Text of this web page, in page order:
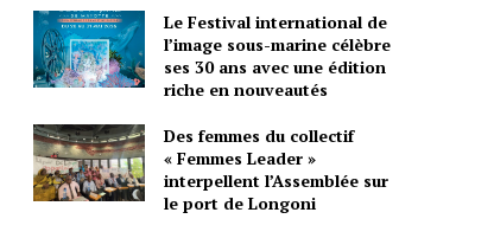
Le Festival international de
l’image sous-marine célèbre
ses 30 ans avec une édition
riche en nouveautés
Des femmes du collectif
« Femmes Leader »
interpellent l’Assemblée sur
le port de Longoni